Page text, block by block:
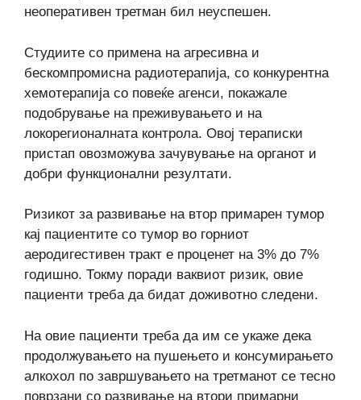
неоперативен третман бил неуспешен.
Студиите со примена на агресивна и
бескомпромисна радиотерапија, со конкурентна
хемотерапија со повеќе агенси, покажале
подобрување на преживувањето и на
локорегионалната контрола. Овој тераписки
пристап овозможува зачувување на органот и
добри функционални резултати.
Ризикот за развивање на втор примарен тумор
кај пациентите со тумор во горниот
аеродигестивен тракт е проценет на 3% до 7%
годишно. Токму поради ваквиот ризик, овие
пациенти треба да бидат доживотно следени.
На овие пациенти треба да им се укаже дека
продолжувањето на пушењето и консумирањето
алкохол по завршувањето на третманот се тесно
поврзани со развивање на втори примарни